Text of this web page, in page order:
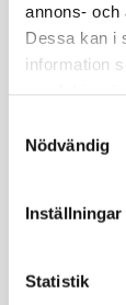
annons- och
Dessa kan i
information
Nödvändig
Inställningar
Statistik
Foto:
 Publicerad: